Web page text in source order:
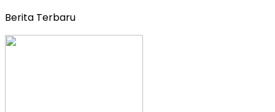
Berita Terbaru